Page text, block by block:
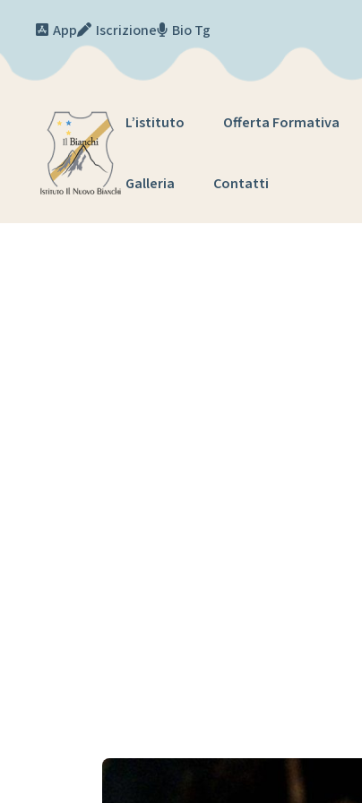
App
Iscrizione Bio Tg
L’istituto Offerta Formativa
Galleria Contatti